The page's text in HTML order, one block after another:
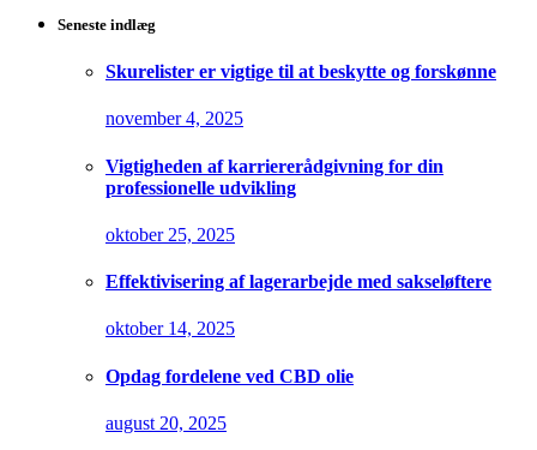
Seneste indlæg
Skurelister er vigtige til at beskytte og forskønne
november 4, 2025
Vigtigheden af karriererådgivning for din
professionelle udvikling
oktober 25, 2025
Effektivisering af lagerarbejde med sakseløftere
oktober 14, 2025
Opdag fordelene ved CBD olie
august 20, 2025